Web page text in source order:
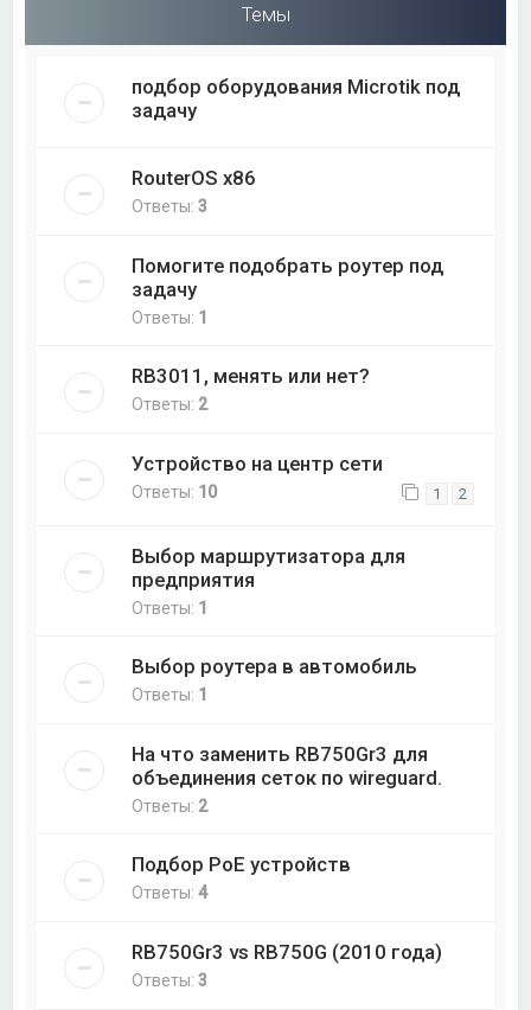
Темы
подбор оборудования Microtik под
задачу
RouterOS x86
Ответы:3
Помогите подобрать роутер под
задачу
Ответы: 1
RB3011, менять или нет?
Ответы: 2
Устройство на центр сети
Ответы: 10 1 2
Выбор маршрутизатора для
предприятия
Ответы: 1
Выбор роутера в автомобиль
Ответы: 1
На что заменить RB750Gr3 для
объединения сеток по wireguard.
Ответы: 2
Подбор PoE устройств
Ответы:4
RB750Gr3 vs RB750G (2010 года)
Ответы:3